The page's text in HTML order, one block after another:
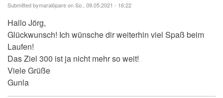
Submitted bymaralöpareon So., 09.05.2021 - 16:22
Hallo Jörg,
Glückwunsch! Ich wünsche dir weiterhin viel Spaß beim
Laufen!
Das Ziel 300 ist ja nicht mehr so weit!
Viele Grüße
Gunla